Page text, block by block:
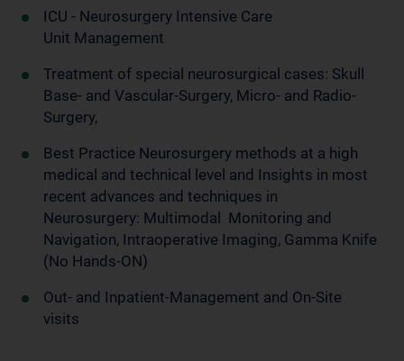
ICU - Neurosurgery Intensive Care
Unit Management
Treatment of special neurosurgical cases: Skull
Base- and Vascular-Surgery, Micro- and Radio-
Surgery,
Best Practice Neurosurgery methods at a high
medical and technical level and Insights in most
recent advances and techniques in
Neurosurgery: Multimodal Monitoring and
Navigation, Intraoperative Imaging, Gamma Knife
(No Hands-ON)
Out- and Inpatient-Management and On-Site
visits